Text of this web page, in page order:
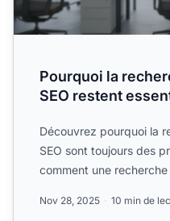
Pourquoi la
SEO restent
Découvrez pourquoi la
SEO sont toujours des
comment une
Nov 28, 2025 10 min de